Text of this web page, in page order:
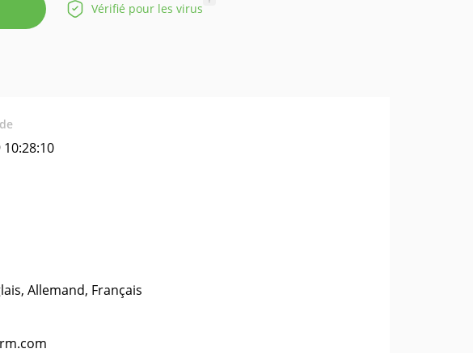
Vérifié pour les virus
10:28:10
Allemand, Français